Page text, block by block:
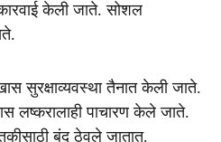
केली जाते. सोशल
सुरक्षाव्यवस्था तैनात केली जाते.
लष्करालाही पाचारण केले जाते.
बंद ठेवले जातात.